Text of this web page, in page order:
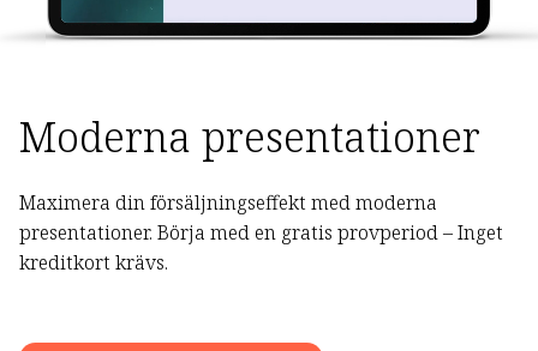
Moderna presentationer
Maximera din försäljningseffekt med moderna
presentationer. Börja med en gratis provperiod – Inget
kreditkort krävs.